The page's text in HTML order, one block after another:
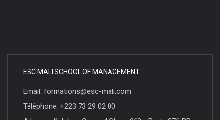
ESC MALI SCHOOL OF MANAGEMENT
Email: formations@esc-mali.com
Téléphone: +223 73 29 02 00